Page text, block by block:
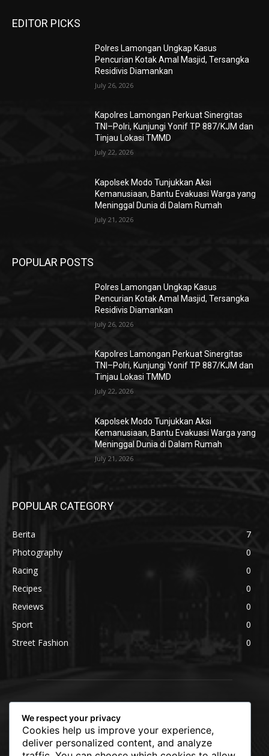
EDITOR PICKS
Polres Lamongan Ungkap Kasus
Pencurian Kotak Amal Masjid, Tersangka
Residivis Diamankan
July 26, 2026
Kapolres Lamongan Perkuat Sinergitas
TNI–Polri, Kunjungi Yonif TP 887/KJM dan
Tinjau Lokasi TMMD
July 22, 2026
Kapolsek Modo Tunjukkan Aksi
Kemanusiaan, Bantu Evakuasi Warga yang
Meninggal Dunia di Dalam Rumah
July 21, 2026
POPULAR POSTS
Polres Lamongan Ungkap Kasus
Pencurian Kotak Amal Masjid, Tersangka
Residivis Diamankan
July 26, 2026
Kapolres Lamongan Perkuat Sinergitas
TNI–Polri, Kunjungi Yonif TP 887/KJM dan
Tinjau Lokasi TMMD
July 22, 2026
Kapolsek Modo Tunjukkan Aksi
Kemanusiaan, Bantu Evakuasi Warga yang
Meninggal Dunia di Dalam Rumah
July 21, 2026
POPULAR CATEGORY
Berita
7
Photography
0
Racing
0
Recipes
0
Reviews
0
Sport
0
Street Fashion
0
We respect your privacy
Cookies help us improve your experience,
deliver personalized content, and analyze